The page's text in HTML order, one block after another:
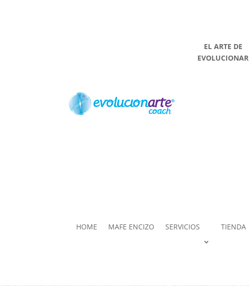
EL ARTE DE
EVOLUCIONAR
HOME MAFE ENCIZO SERVICIOS TIENDA